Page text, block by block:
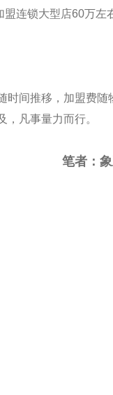
盟连锁大型店60万左
时间推移，加盟费随
凡事量力而行。
笔者：